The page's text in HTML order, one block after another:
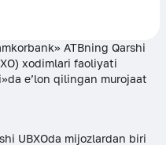
ATBning Qarshi
xodimlari faoliyati
e’lon qilingan murojaat
UBXOda mijozlardan biri